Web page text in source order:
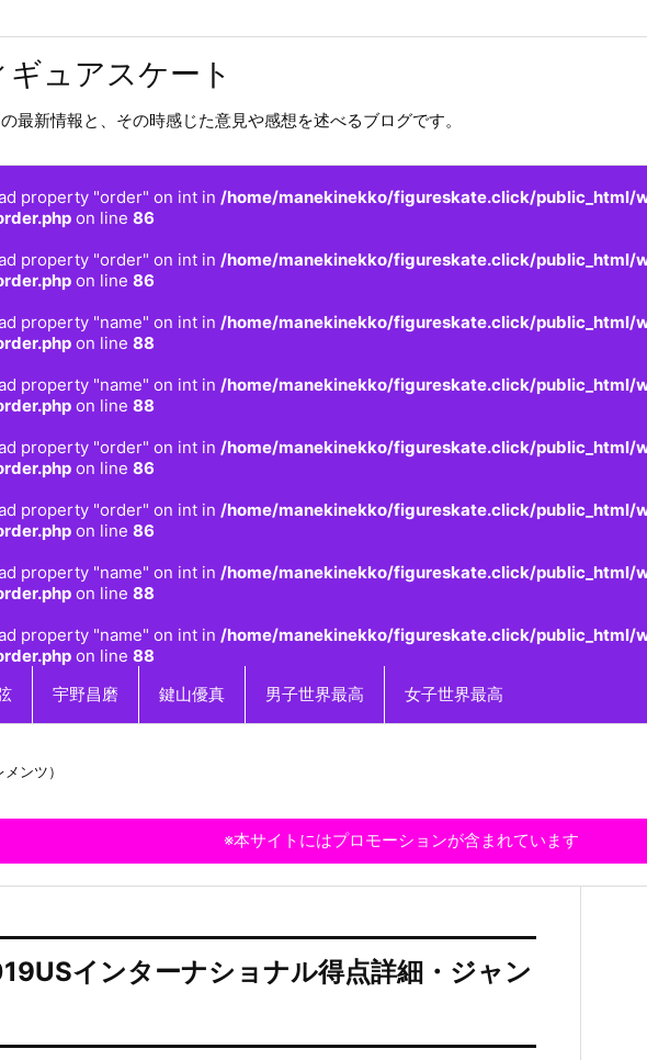
ュアスケート
最新情報と、その時感じた意見や感想を述べるブログです。
property "order" on int in /home/manekinekko/figureskate.click/public_html/
on line 86
property "order" on int in /home/manekinekko/figureskate.click/public_html/
on line 86
property "name" on int in /home/manekinekko/figureskate.click/public_html/
on line 88
property "name" on int in /home/manekinekko/figureskate.click/public_html/
on line 88
property "order" on int in /home/manekinekko/figureskate.click/public_html/
on line 86
property "order" on int in /home/manekinekko/figureskate.click/public_html/
on line 86
property "name" on int in /home/manekinekko/figureskate.click/public_html/
on line 88
property "name" on int in /home/manekinekko/figureskate.click/public_html/
on line 88
宇野昌磨 鍵山優真 男子世界最高 女子世界最高
ンツ）
※本サイトにはプロモーションが含まれています
インターナショナル得点詳細・ジャン